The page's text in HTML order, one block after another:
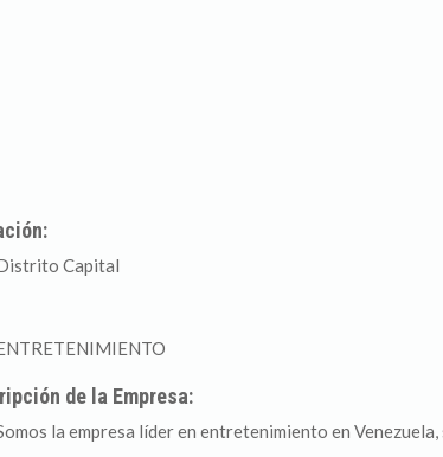
Capital
de la Empresa:
la empresa líder en entretenimiento en